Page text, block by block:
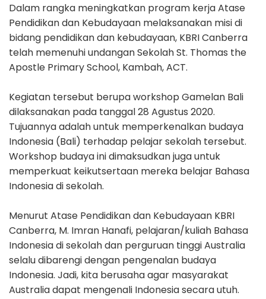
Dalam rangka meningkatkan program kerja Atase
Pendidikan dan Kebudayaan melaksanakan misi di
bidang pendidikan dan kebudayaan, KBRI Canberra
telah memenuhi undangan Sekolah St. Thomas the
Apostle Primary School, Kambah, ACT.
Kegiatan tersebut berupa workshop Gamelan Bali
dilaksanakan pada tanggal 28 Agustus 2020.
Tujuannya adalah untuk memperkenalkan budaya
Indonesia (Bali) terhadap pelajar sekolah tersebut.
Workshop budaya ini dimaksudkan juga untuk
memperkuat keikutsertaan mereka belajar Bahasa
Indonesia di sekolah.
Menurut Atase Pendidikan dan Kebudayaan KBRI
Canberra, M. Imran Hanafi, pelajaran/kuliah Bahasa
Indonesia di sekolah dan perguruan tinggi Australia
selalu dibarengi dengan pengenalan budaya
Indonesia. Jadi, kita berusaha agar masyarakat
Australia dapat mengenali Indonesia secara utuh.